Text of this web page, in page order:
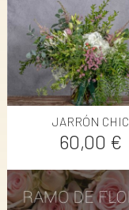
JARRÓN CHIC
Precio
60,00 €